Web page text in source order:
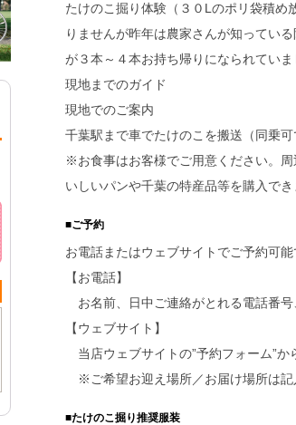
たけのこ掘り体験（３０Lのポリ袋積め
りませんが昨年は農家さんが知ってい
が３本～４本お持ち帰りになられていま
現地までのガイド
現地でのご案内
千葉駅まで車でたけのこを搬送（同乗可
※お食事はお客様でご用意ください。
いしいパンや千葉の特産品等を購入でき
■ご予約
お電話またはウェブサイトでご予約可能
【お電話】
お名前、日中ご連絡がとれる電話番号
【ウェブサイト】
当店ウェブサイトの”予約フォーム”か
※ご希望お迎え場所／お届け場所は記
■たけのこ掘り推奨服装